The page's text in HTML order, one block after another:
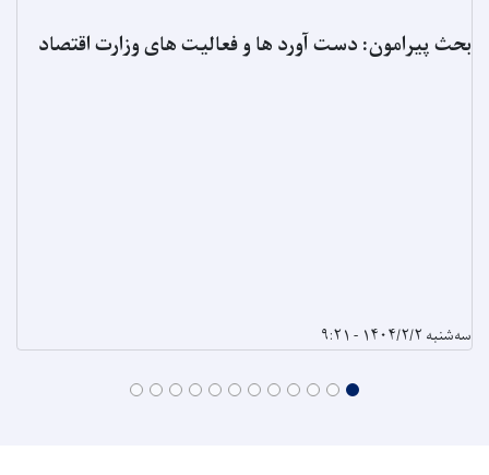
بحث پیرامون: دست آورد ها و فعالیت های وزارت اقتصاد
سه‌شنبه ۱۴۰۴/۲/۲ - ۹:۲۱